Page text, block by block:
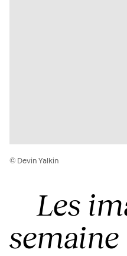
Les
semaine
© Devin Yalkin